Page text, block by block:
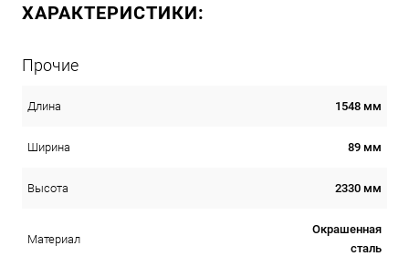
ХАРАКТЕРИСТИКИ:
Прочие
Длина 1548 мм
Ширина 89 мм
Высота 2330 мм
Материал
Окрашенная
сталь